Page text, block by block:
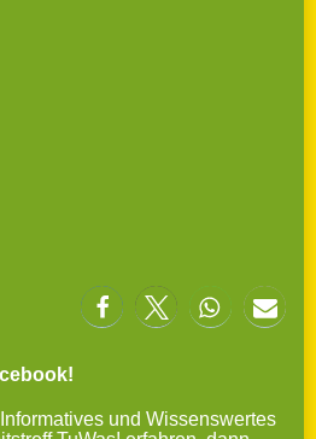
und Wissenswertes